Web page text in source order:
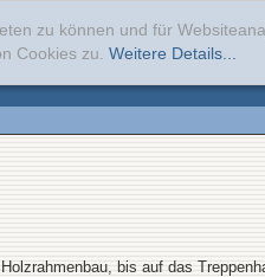
zu können und für
Cookies zu. Weitere Details...
bis auf das